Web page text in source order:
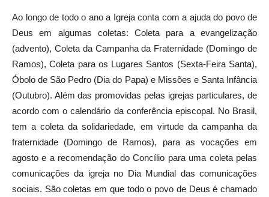
Ao longo de todo o ano a Igreja conta com a ajuda do povo de
Deus em algumas coletas: Coleta para a evangelização
(advento), Coleta da Campanha da Fraternidade (Domingo de
Ramos), Coleta para os Lugares Santos (Sexta-Feira Santa),
Óbolo de São Pedro (Dia do Papa) e Missões e Santa Infância
(Outubro). Além das promovidas pelas igrejas particulares, de
acordo com o calendário da conferência episcopal. No Brasil,
tem a coleta da solidariedade, em virtude da campanha da
fraternidade (Domingo de Ramos), para as vocações em
agosto e a recomendação do Concílio para uma coleta pelas
comunicações da igreja no Dia Mundial das comunicações
sociais. São coletas em que todo o povo de Deus é chamado